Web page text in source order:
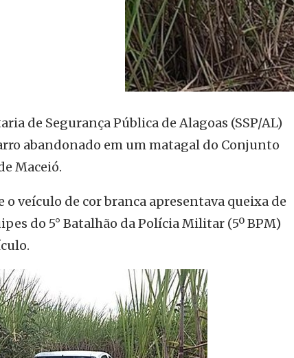
de Segurança Pública de Alagoas (SSP/AL)
abandonado em um matagal do Conjunto
Maceió.
veículo de cor branca apresentava queixa de
do 5° Batalhão da Polícia Militar (5º BPM)